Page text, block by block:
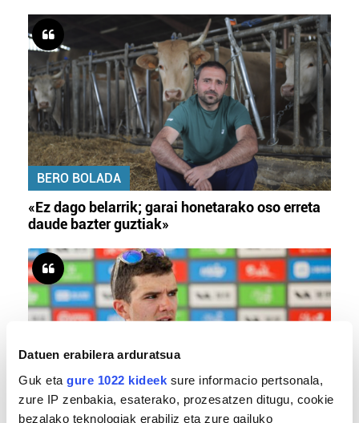
Datuen erabilera arduratsua
Guk eta gure 1022 kideek sure informacio pertsonala,
zure IP zenbakia, esaterako, prozesatzen ditugu, cookie
bezalako teknologiak erabiliz eta zure gailuko
BERO BOLADA
«Ez dago belarrik; garai honetarako oso erreta
daude bazter guztiak»
TXIRRINDULARITZA